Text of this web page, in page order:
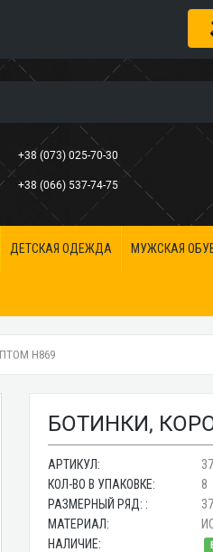
+38 (073) 025-70-30
+38 (066) 537-74-75
ДЕТСКАЯ ОДЕЖДА МУЖСКАЯ
H869
БОТИНКИ,
АРТИКУЛ:
КОЛ-ВО В УПАКОВКЕ:
8
РАЗМЕРНЫЙ РЯД: :
МАТЕРИАЛ:
НАЛИЧИЕ: